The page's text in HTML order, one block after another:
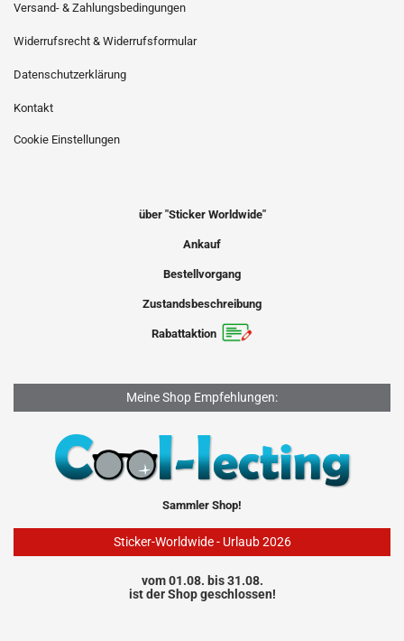
Versand- & Zahlungsbedingungen
Widerrufsrecht & Widerrufsformular
Datenschutzerklärung
Kontakt
Cookie Einstellungen
über "Sticker Worldwide"
Ankauf
Bestellvorgang
Zustandsbeschreibung
Rabattaktion
Meine Shop Empfehlungen:
Sammler Shop!
Sticker-Worldwide - Urlaub 2026
vom 01.08. bis 31.08.
ist der Shop geschlossen!